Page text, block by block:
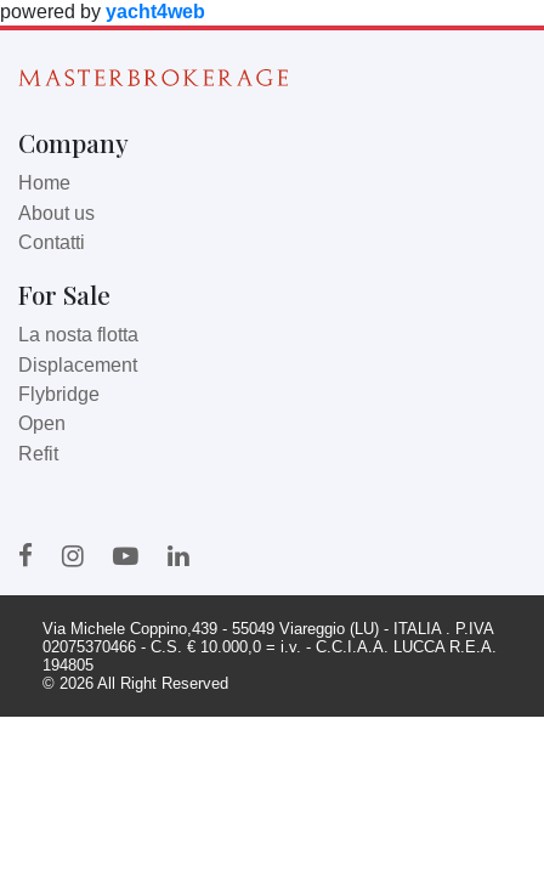
powered by yacht4web
Company
Home
About us
Contatti
For Sale
La nosta flotta
Displacement
Flybridge
Open
Refit
Via Michele Coppino,439 - 55049 Viareggio (LU) - ITALIA . P.IVA
02075370466 - C.S. € 10.000,0 = i.v. - C.C.I.A.A. LUCCA R.E.A.
194805
© 2026 All Right Reserved